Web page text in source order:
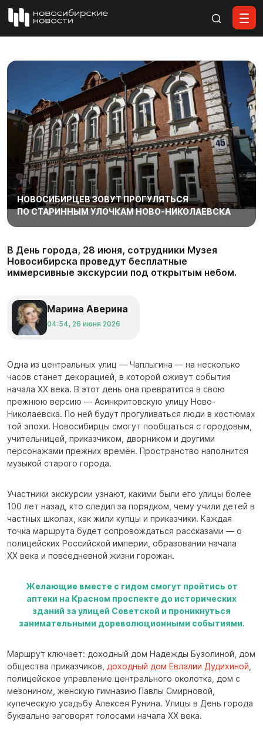
НОВОСИБИРЦЕВ ЗОВУТ ПРОГУЛЯТЬСЯ
ПО СТАРИННЫМ УЛОЧКАМ НОВО-НИКОЛАЕВСКА
В День города, 28 июня, сотрудники Музея
Новосибирска проведут бесплатные
иммерсивные экскурсии под открытым небом.
Марина Аверина
04:54, 26 июня 2026
Одна из центральных улиц — Чаплыгина — на несколько
часов станет декорацией, в которой оживут события
начала XX века. В этот день она превратится в свою
прежнюю версию — Асинкритовскую улицу Ново-
Николаевска. По ней будут прогуливаться люди в костюмах
той эпохи. Новосибирцы смогут пообщаться с городовым,
учительницей, приказчиком, дворником и другими
персонажами прежних времён. Пространство наполнится
музыкой старого города.
Участники экскурсии узнают, какими были его улицы более
100 лет назад, кто следил за порядком, чему учили детей в
частных школах, как жили купцы и приказчики. Каждая
точка маршрута будет сопровождаться рассказами — о
полицейских Российской империи, образовании начала
XX века и повседневной жизни горожан.
Желающие вместе с гидом смогут пройтись от
аптеки на Красном проспекте до исторических
зданий за улицей Советской и проникнуться
занимательными дореволюционными событиями.
Маршрут ключает: доходный дом Надежды Бузолиной, дом
общества приказчиков, доходный дом Евлалии Дудихиной
полицейское управление центрального околотка, дом с
мезонином, женскую гимназию Павлы Смирновой,
купеческую усадьбу Алексея Рунина. Улицы в День города
буквально заговорят голосами начала XX века.